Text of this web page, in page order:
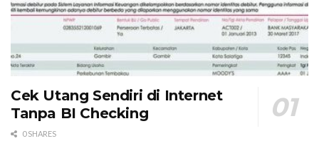
Cek Utang Sendiri di Internet
Tanpa BI Checking
0 SHARES